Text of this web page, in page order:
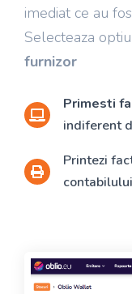
imediat ce au
Selecteaza
furnizor
Primesti
indiferent
Printezi